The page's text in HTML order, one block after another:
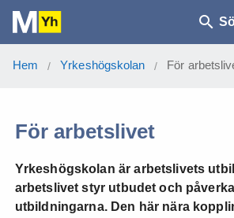
Hem / Yrkeshögskolan / För
För arbetslivet
Yrkeshögskolan är arbetslivets
arbetslivet styr utbudet och
utbildningarna. Den här nära